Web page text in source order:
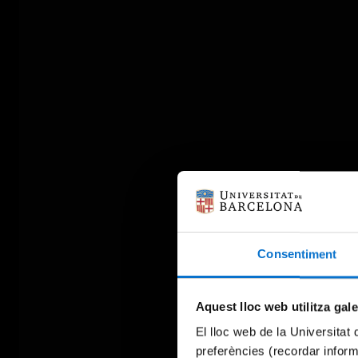
Consentiment
Aquest lloc web utilitza
El lloc web de la Universitat
preferències (recordar